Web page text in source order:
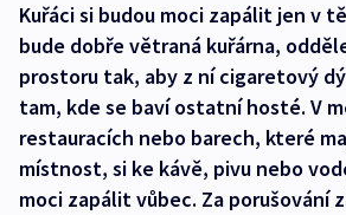
Kuřáci si budou moci zapálit jen v
bude dobře větraná kuřárna,
prostoru tak, aby z ní cigaretový
tam, kde se baví ostatní hosté. V
restauracích nebo barech, které
místnost, si ke kávě, pivu nebo
moci zapálit vůbec. Za porušování